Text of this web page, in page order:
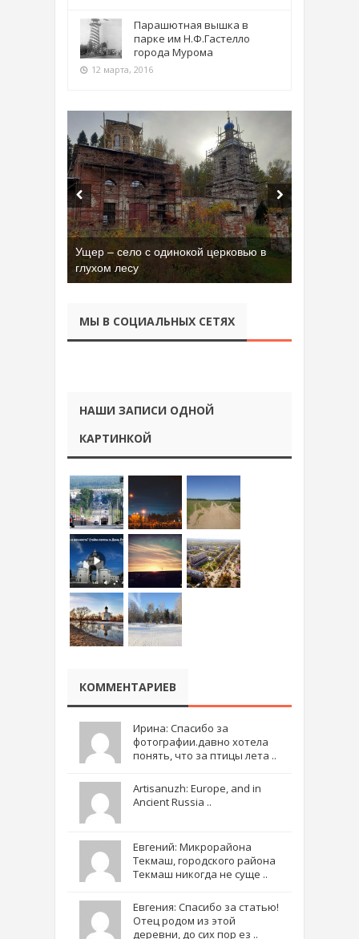
Парашютная вышка в
парке им Н.Ф.Гастелло
города Мурома
12 марта, 2016
Ущер – село с одинокой церковью в
глухом лесу
МЫ В СОЦИАЛЬНЫХ СЕТЯХ
НАШИ ЗАПИСИ ОДНОЙ
КАРТИНКОЙ
КОММЕНТАРИЕВ
Ирина: Спасибо за
фотографии.давно хотела
понять, что за птицы лета ..
Artisanuzh: Europe, and in
Ancient Russia ..
Евгений: Микрорайона
Текмаш, городского района
Текмаш никогда не суще ..
Евгения: Спасибо за статью!
Отец родом из этой
деревни, до сих пор ез ..